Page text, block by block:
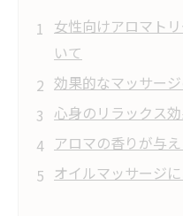
女性向けアロマト
いて
効果的なマッサー
心身のリラックス
アロマの香りが与
オイルマッサージ